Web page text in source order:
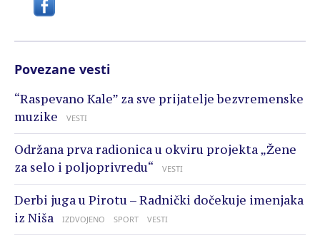
Povezane vesti
“Raspevano Kale” za sve prijatelje bezvremenske
muzike
VESTI
Održana prva radionica u okviru projekta „Žene
za selo i poljoprivredu“
VESTI
Derbi juga u Pirotu – Radnički dočekuje imenjaka
iz Niša
IZDVOJENO SPORT VESTI